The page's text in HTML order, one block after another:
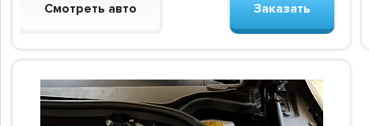
Смотреть авто Заказать